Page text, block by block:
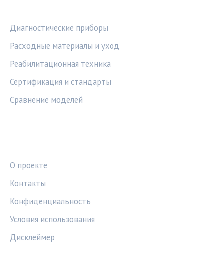
Диагностические приборы
Расходные материалы и уход
Реабилитационная техника
Сертификация и стандарты
Сравнение моделей
О проекте
Контакты
Конфиденциальность
Условия использования
Дисклеймер